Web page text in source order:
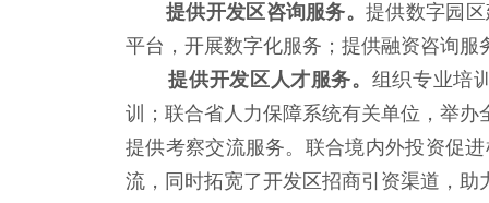
提供开发区咨询服务。提供数字园
平台，开展数字化服务；提供融资咨询
提供开发区人才服务。 组织专业培
训；联合省人力保障系统有关单位，举
提供考察交流服务。联合境内外投资促
流，同时拓宽了开发区招商引资渠道，助